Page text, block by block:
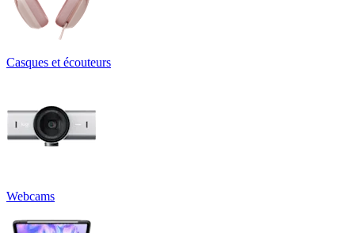
Casques et écouteurs
Webcams